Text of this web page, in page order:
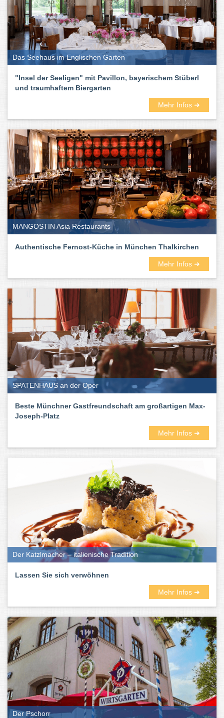
Und auch die Küchenrichtungen der Lokale und Gaststätten in
München und Umgebung sind vielseitig und bunt. Unter anderem
dabei sind deutsche, französische, spanische und italienische.
Aber auch koreanische, afghanische, libanesische japanische. Ihr
könnt euch quasi einmal um die Welt probieren.
Auf Rooftop-Terassen und in entspannten Außenbereichen könnt
lauschigen Gasträumen und schickem Ambiente werden Herbst
und Winter richtig gemütlich. Und gerade an dem Abenden
gesellen sich gern der ein oder andere Drink, Cocktail oder ein
Also: Viel Spaß beim Testen und Genießen. Auf das Leben!
Die besten Restaurants in München
findet ihr hier:
Das Seehaus im Englischen Garten
"Insel der Seeligen" mit Pavillon, bayerischem Stüberl
und traumhaftem Biergarten
Mehr Infos ➜
MANGOSTIN Asia Restaurants
Authentische Fernost-Küche in München Thalkirchen
Mehr Infos ➜
SPATENHAUS an der Oper
Beste Münchner Gastfreundschaft am großartigen Max-
Joseph-Platz
Mehr Infos ➜
Der Katzlmacher – italienische Tradition
Lassen Sie sich verwöhnen
Mehr Infos ➜
Der Pschorr